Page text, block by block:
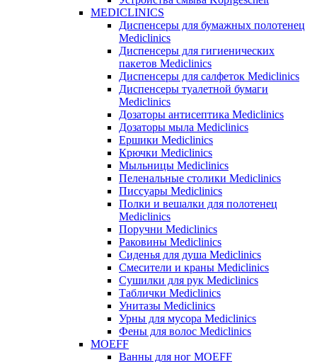
MEDICLINICS
Диспенсеры для бумажных полотенец
Mediclinics
Диспенсеры для гигиенических
пакетов Mediclinics
Диспенсеры для салфеток Mediclinics
Диспенсеры туалетной бумаги
Mediclinics
Дозаторы антисептика Mediclinics
Дозаторы мыла Mediclinics
Ершики Mediclinics
Крючки Mediclinics
Мыльницы Mediclinics
Пеленальные столики Mediclinics
Писсуары Mediclinics
Полки и вешалки для полотенец
Mediclinics
Поручни Mediclinics
Раковины Mediclinics
Сиденья для душа Mediclinics
Смесители и краны Mediclinics
Сушилки для рук Mediclinics
Таблички Mediclinics
Унитазы Mediclinics
Урны для мусора Mediclinics
Фены для волос Mediclinics
MOEFF
Ванны для ног MOEFF